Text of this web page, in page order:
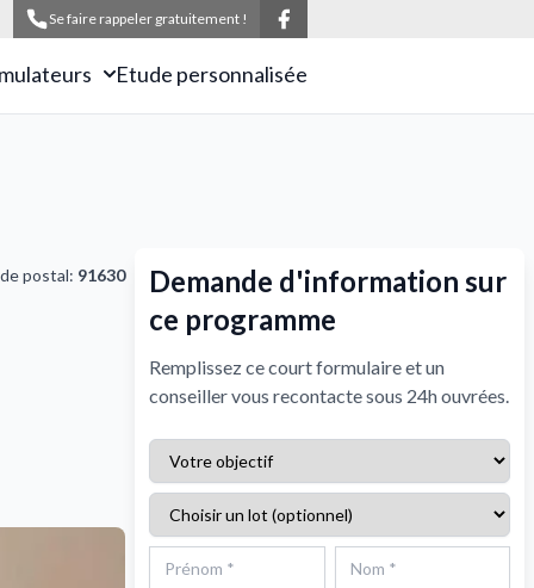
Se faire rappeler gratuitement !
Etude personnalisée
postal: 91630
Demande d'information sur
ce programme
Remplissez ce court formulaire et un
conseiller vous recontacte sous 24h ouvrées.